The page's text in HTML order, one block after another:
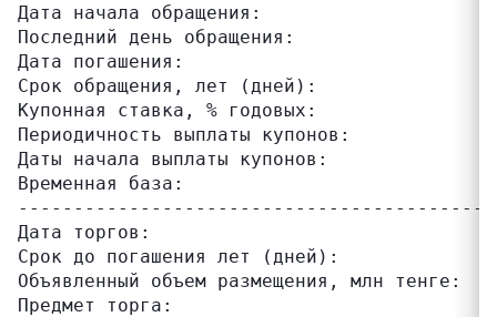
Дата начала обращения:
Последний день обращения:
Дата погашения:
Срок обращения, лет (дней):
Купонная ставка, % годовых:
Периодичность выплаты купонов:
Даты начала выплаты купонов:
Временная база:
Дата торгов:
Срок до погашения лет (дней):
Объявленный объем размещения, млн
Предмет торга: